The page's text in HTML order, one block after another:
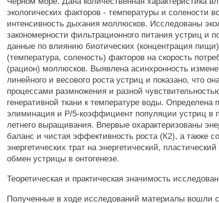
экологических факторов - температуры и солености
интенсивность дыхания моллюсков. Исследованы
закономерности фильтрационного питания устриц и
данные по влиянию биотических (концентрация
(температура, соленость) факторов на скорость
(рацион) моллюсков. Выявлена асинхронность
линейного и весового роста устриц и показано, что
процессами размножения и разной
генеративной ткани к температуре воды. Определена
элиминация и Р/5-коэффициент популяции устриц в
летнего выращивания. Впервые охарактеризованы
баланс и чистая эффективность роста (К2), а также
энергетических трат на энергетический,
обмен устрицы в онтогенезе.
Теоретическая и практическая значимость
Полученные в ходе исследований материалы вошли